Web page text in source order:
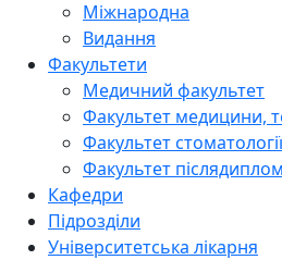
Міжнародна
Видання
Факультети
Медичний факультет
Факультет медицини,
Факультет
Факультет
Кафедри
Підрозділи
Університетська лікарня